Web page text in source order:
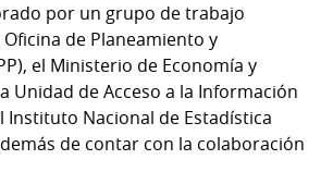
por un grupo de trabajo
de Planeamiento y
el Ministerio de Economía y
Unidad de Acceso a la Información
Instituto Nacional de Estadística
de contar con la colaboración